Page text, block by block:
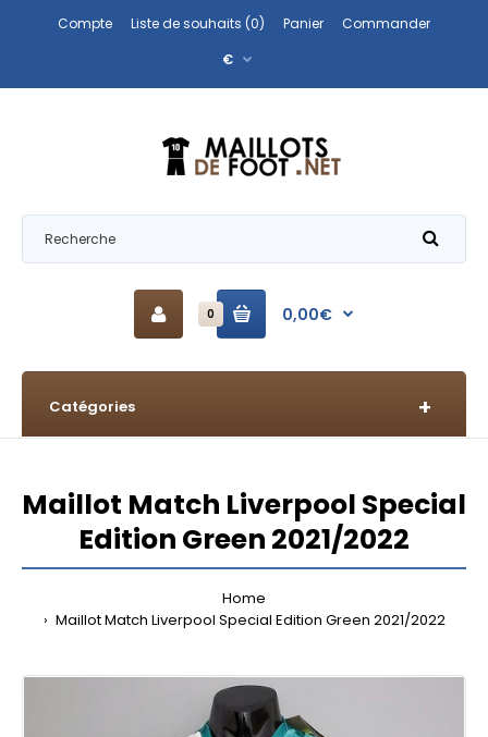
Compte Liste de souhaits (0) Panier
Commander
€
0 0,00€
Catégories
Maillot Match Liverpool Special
Edition Green 2021/2022
Home
Maillot Match Liverpool Special Edition Green 2021/2022